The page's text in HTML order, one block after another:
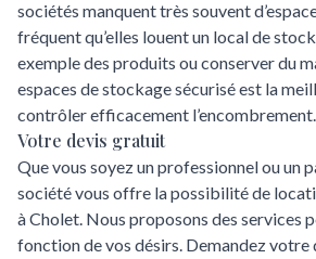
sociétés manquent très souvent
fréquent qu’elles louent un local de
exemple des produits ou conserver du
espaces de stockage sécurisé est la
contrôler efficacement l’encombrement.
Votre devis gratuit
Que vous soyez un professionnel ou un
société vous offre la possibilité de
à Cholet. Nous proposons des services
fonction de vos désirs. Demandez votre